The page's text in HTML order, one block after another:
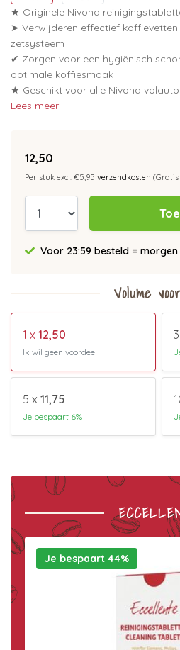
★ Originele Nivona
➤ Verwijderen effectief
zetsysteem
✔ Zorgen voor een hygiënisch
optimale koffiesmaak
★ Geschikt voor alle Nivona
Lees meer
12,50
Per stuk excl. €5,95 verzendkosten
Voor 23:59 besteld = morgen
Volume
1 x 12,50
Ik wil geen voordeel
5 x 11,75
Je bespaart 6%
Je bespaart 44%